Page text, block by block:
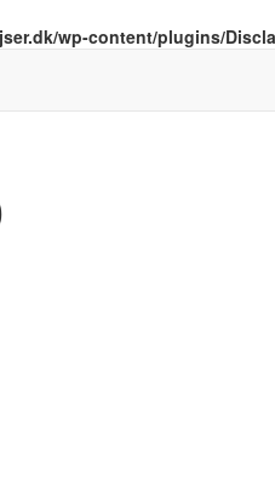
wp-content/plugins/